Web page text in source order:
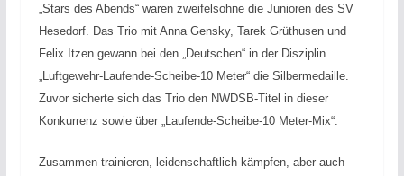
„Stars des Abends“ waren zweifelsohne die Junioren des SV
Hesedorf. Das Trio mit Anna Gensky, Tarek Grüthusen und
Felix Itzen gewann bei den „Deutschen“ in der Disziplin
„Luftgewehr-Laufende-Scheibe-10 Meter“ die Silbermedaille.
Zuvor sicherte sich das Trio den NWDSB-Titel in dieser
Konkurrenz sowie über „Laufende-Scheibe-10 Meter-Mix“.
Zusammen trainieren, leidenschaftlich kämpfen, aber auch